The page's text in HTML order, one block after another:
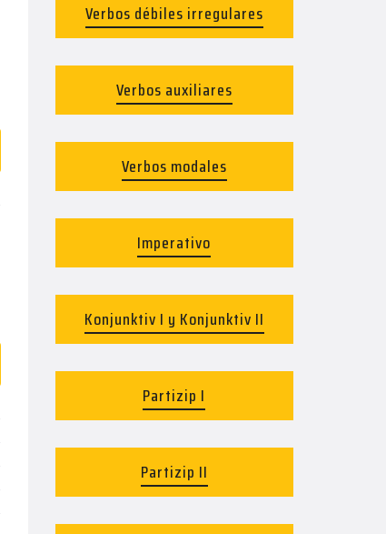
Verbos débiles irregulares
Verbos auxiliares
Verbos modales
Imperativo
Konjunktiv I y Konjunktiv II
Partizip I
Partizip II